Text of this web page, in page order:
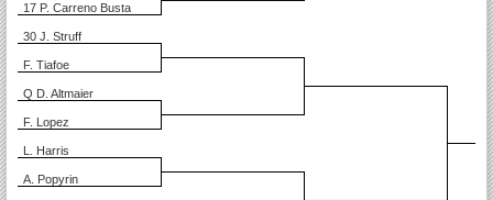
17 P. Carreno Busta
30 J. Struff
F. Tiafoe
Q D. Altmaier
F. Lopez
L. Harris
A. Popyrin